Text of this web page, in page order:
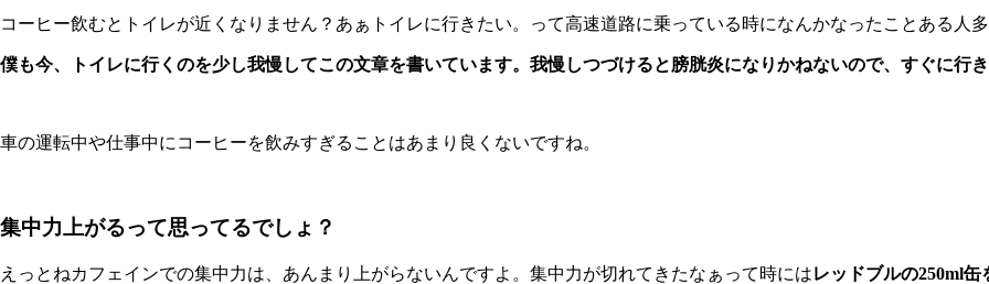
コーヒー飲むとトイレが近くなりません？あぁトイレに行きたい。って高速道路に乗っている時になんかなったことある人
僕も今、トイレに行くのを少し我慢してこの文章を書いています。我慢しつづけると膀胱炎になりかねないので、すぐに行き
車の運転中や仕事中にコーヒーを飲みすぎることはあまり良くないですね。
集中力上がるって思ってるでしょ？
えっとねカフェインでの集中力は、あんまり上がらないんですよ。集中力が切れてきたなぁって時にはレッドブルの250ml